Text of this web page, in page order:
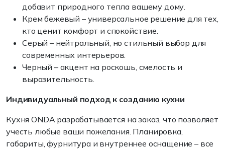
добавит природного тепла вашему дому.
Крем бежевый – универсальное решение для тех,
кто ценит комфорт и спокойствие.
Серый – нейтральный, но стильный выбор для
современных интерьеров.
Черный – акцент на роскошь, смелость и
выразительность.
Индивидуальный подход к созданию кухни
Кухня ONDA разрабатывается на заказ, что позволяет
учесть любые ваши пожелания. Планировка,
габариты, фурнитура и внутреннее оснащение – все